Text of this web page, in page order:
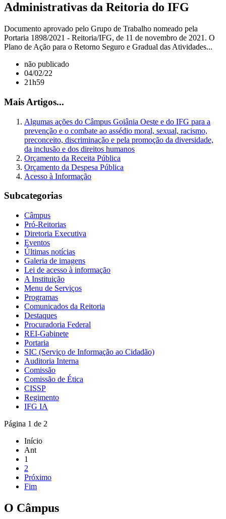
Administrativas da Reitoria do IFG
Documento aprovado pelo Grupo de Trabalho nomeado pela
Portaria 1898/2021 - Reitoria/IFG, de 11 de novembro de 2021. O
Plano de Ação para o Retorno Seguro e Gradual das Atividades...
não publicado
04/02/22
21h59
Mais Artigos...
Algumas ações do Câmpus Goiânia Oeste e do IFG para a
prevenção e o combate ao assédio moral, sexual, racismo,
preconceito, discriminação e pela promoção da diversidade,
da inclusão e dos direitos humanos
Orçamento da Receita Pública
Orçamento da Despesa Pública
Acesso à Informação
Subcategorias
Câmpus
Pró-Reitorias
Diretoria Executiva
Eventos
Últimas notícias
Galeria de imagens
Lei de acesso à informação
A Instituição
Menu de Serviços
Programas
Comunicados da Reitoria
Destaques
Procuradoria Federal
REI-Gabinete
Portaria
SIC (Serviço de Informação ao Cidadão)
Auditoria Interna
Comissão
Comissão de Ética
CISSP
Regimento
IFG IA
Página 1 de 2
Início
Ant
1
2
Próximo
Fim
O Câmpus